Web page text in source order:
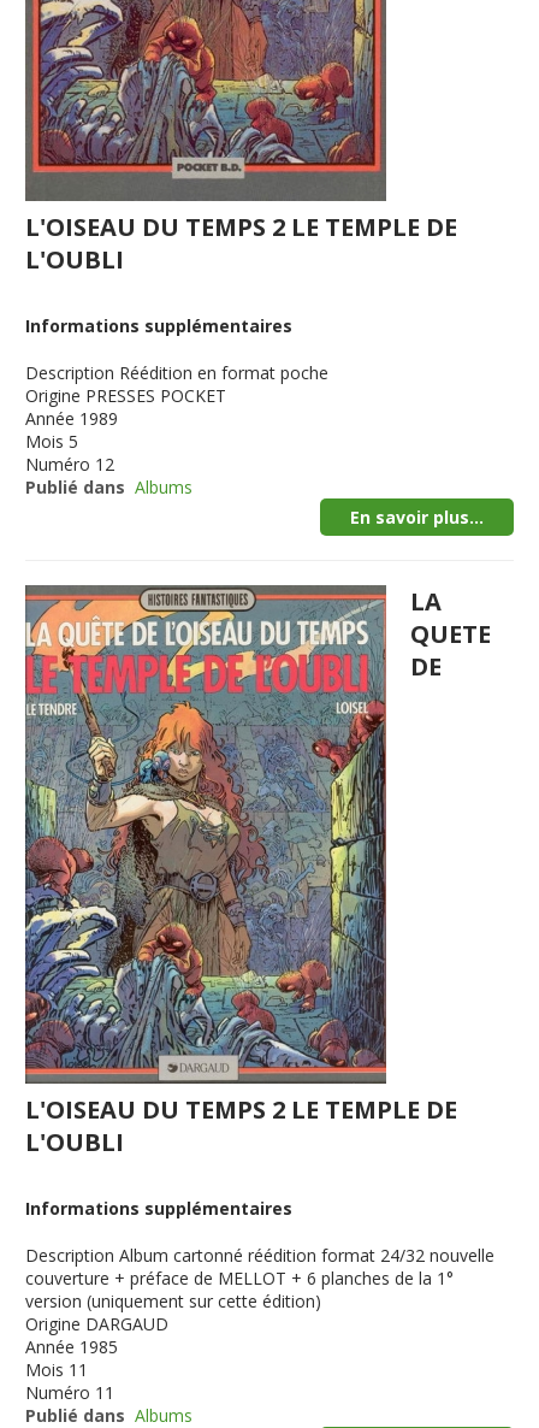
L'OISEAU DU TEMPS 2 LE TEMPLE DE
L'OUBLI
Informations supplémentaires
Description Réédition en format poche
Origine PRESSES POCKET
Année 1989
Mois 5
Numéro 12
Publié dans Albums
En savoir plus...
LA
QUETE
DE
L'OISEAU DU TEMPS 2 LE TEMPLE DE
L'OUBLI
Informations supplémentaires
Description Album cartonné réédition format 24/32 nouvelle
couverture + préface de MELLOT + 6 planches de la 1°
version (uniquement sur cette édition)
Origine DARGAUD
Année 1985
Mois 11
Numéro 11
Publié dans Albums